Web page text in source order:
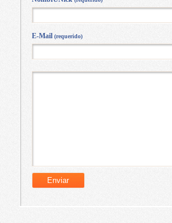
E-Mail (requerido)